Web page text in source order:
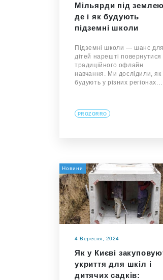
Мільярди під
де і як будують
підземні школи
Підземні школи — шанс для
дітей нарешті повернутися
традиційного офлайн
навчання. Ми дослідили, як
будують у різних
PROZORRO
Новини
4 Вересня, 2024
Як у Києві
укриття для шкіл і
дитячих садків: